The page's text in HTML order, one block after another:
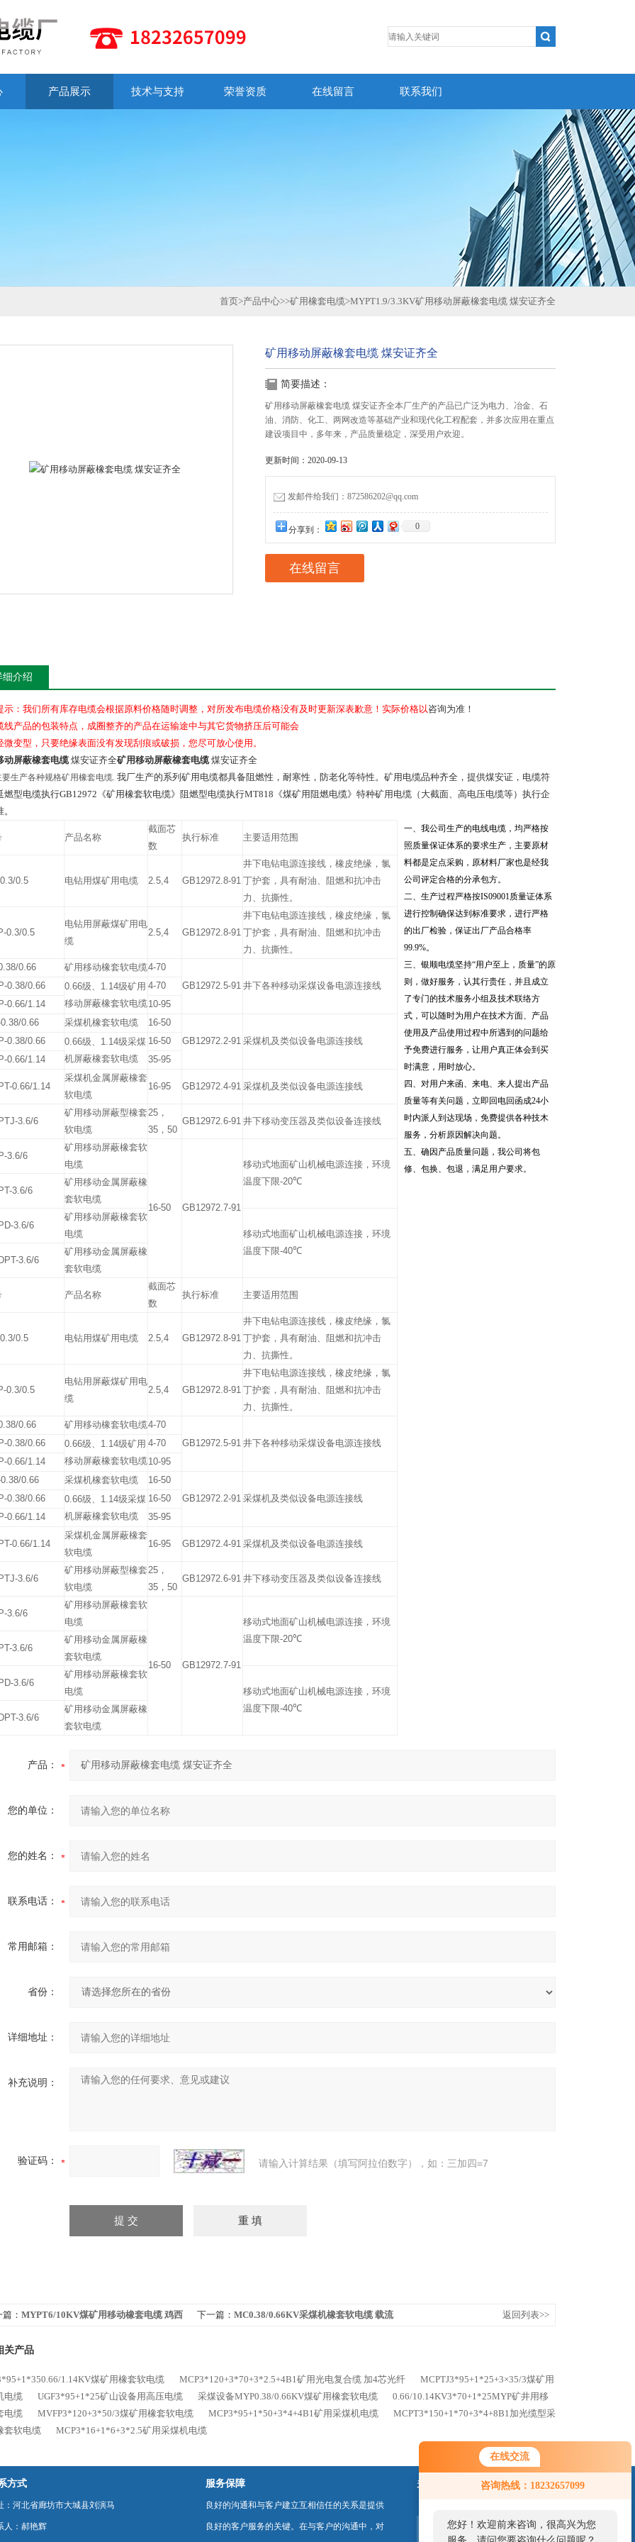
在线交流
咨询热线：18232657099
您好！欢迎前来咨询，很高兴为您
产品展示 技术与支持 荣誉资质 在线留言 联系我们
首页>产品中心>>矿用橡套电缆>MYPT1.9/3.3KV矿用移动屏蔽橡套电缆 煤安证齐全
矿用移动屏蔽橡套电缆 煤安证齐全
简要描述：
矿用移动屏蔽橡套电缆 煤安证齐全本厂生产的产品已广泛为电力、冶金、石
油、消防、化工、两网改造等基础产业和现代化工程配套，并多次应用在重点
建设项目中，多年来，产品质量稳定，深受用户欢迎。
更新时间：2020-09-13
发邮件给我们：872586202@qq.com
分享到： 0
在线留言
细介绍
示：我们所有库存电缆会根据原料价格随时调整，对所发布电缆价格没有及时更新深表歉意！实际价格以咨询为准！
线产品的包装特点，成圈整齐的产品在运输途中与其它货物挤压后可能会
微变型，只要绝缘表面没有发现刮痕或破损，您尽可放心使用。
动屏蔽橡套电缆煤安证齐全矿用移动屏蔽橡套电缆煤安证齐全
要生产各种规格矿用橡套电缆. 我厂生产的系列矿用电缆都具备阻燃性，耐寒性，防老化等特性。矿用电缆品种齐全，提供煤安证，电缆符
燃型电缆执行GB12972《矿用橡套软电缆》阻燃型电缆执行MT818《煤矿用阻燃电缆》特种矿用电缆（大截面、高电压电缆等）执行企
产品名称
截面芯
数
执行标准 主要适用范围
0.5 电钻用煤矿用电缆 2.5,4 GB12972.8-91
井下电钻电源连接线，橡皮绝缘，氯
丁护套，具有耐油、阻燃和抗冲击
力、抗撕性。
0.3/0.5
电钻用屏蔽煤矿用电
缆
2.5,4 GB12972.8-91
井下电钻电源连接线，橡皮绝缘，氯
丁护套，具有耐油、阻燃和抗冲击
力、抗撕性。
0.66
矿用移动橡套软电缆4-70
GB12972.5-91 井下各种移动采煤设备电源连接线
0.38/0.66 0.66级、 1.14级矿用
移动屏蔽橡套软电缆
4-70
0.66/1.14
10-95
0.38/0.66
采煤机橡套软电缆
16-50
GB12972.2-91 采煤机及类似设备电源连接线
0.38/0.66 0.66级、 1.14级采煤
机屏蔽橡套软电缆
16-50
0.66/1.14
35-95
0.66/1.14
采煤机金属屏蔽橡套
软电缆
16-95 GB12972.4-91 采煤机及类似设备电源连接线
3.6/6
矿用移动屏蔽型橡套
软电缆
25 ，
35 ， 50
GB12972.6-91 井下移动变压器及类似设备连接线
3.6/6
矿用移动屏蔽橡套软
电缆
16-50 GB12972.7-91
移动式地面矿山机械电源连接，环境
温度下限-20℃
3.6/6
矿用移动金属屏蔽橡
套软电缆
3.6/6
矿用移动屏蔽橡套软
电缆
移动式地面矿山机械电源连接，环境
温度下限-40℃
3.6/6
矿用移动金属屏蔽橡
套软电缆
产品名称
截面芯
数
执行标准 主要适用范围
0.5 电钻用煤矿用电缆 2.5,4 GB12972.8-91
井下电钻电源连接线，橡皮绝缘，氯
丁护套，具有耐油、阻燃和抗冲击
力、抗撕性。
0.3/0.5
电钻用屏蔽煤矿用电
缆
2.5,4 GB12972.8-91
井下电钻电源连接线，橡皮绝缘，氯
丁护套，具有耐油、阻燃和抗冲击
力、抗撕性。
0.66
矿用移动橡套软电缆4-70
GB12972.5-91 井下各种移动采煤设备电源连接线
0.38/0.66 0.66级、 1.14级矿用
移动屏蔽橡套软电缆
4-70
0.66/1.14
10-95
0.38/0.66
采煤机橡套软电缆
16-50
GB12972.2-91 采煤机及类似设备电源连接线
0.38/0.66 0.66级、 1.14级采煤
机屏蔽橡套软电缆
16-50
0.66/1.14
35-95
0.66/1.14
采煤机金属屏蔽橡套
软电缆
16-95 GB12972.4-91 采煤机及类似设备电源连接线
3.6/6
矿用移动屏蔽型橡套
软电缆
25 ，
35 ， 50
GB12972.6-91 井下移动变压器及类似设备连接线
3.6/6
矿用移动屏蔽橡套软
电缆
16-50 GB12972.7-91
移动式地面矿山机械电源连接，环境
温度下限-20℃
3.6/6
矿用移动金属屏蔽橡
套软电缆
3.6/6
矿用移动屏蔽橡套软
电缆
移动式地面矿山机械电源连接，环境
温度下限-40℃
3.6/6
矿用移动金属屏蔽橡
套软电缆
一、我公司生产的电线电缆，均严格按
照质量保证体系的要求生产，主要原材
料都是定点采购，原材料厂家也是经我
公司评定合格的分承包方。
二、生产过程严格按IS09001质量证体系
进行控制确保达到标准要求，进行严格
的出厂检验，保证出厂产品合格率
99.9%。
三、银顺电缆坚持“用户至上，质量”的原
则，做好服务，认其行贵任，并且成立
了专门的技术服务小组及技术联络方
式，可以随时为用户在技术方面、产品
使用及产品使用过程中所遇到的问题给
予免费进行服务，让用户真正体会到买
时满意，用时放心。
四、对用户来函、来电、来人提出产品
质量等有关问题，立即回电回函成24小
时内派人到达现场，免费提供各种技木
服务，分析原因解决向题。
五、确因产品质量问题，我公司将包
修、包换、包退，满足用户要求。
产品：
您的单位：
您的姓名：
联系电话：
常用邮箱：
省份：
详细地址：
补充说明：
验证码： 请输入计算结果（填写阿拉伯数字），如：三加四=7
： MYPT6/10KV煤矿用移动橡套电缆 鸡西
下一篇： MC0.38/0.66KV采煤机橡套软电缆 载流
返回列表>>
关产品
1.14KV煤矿用橡套软电缆 MCP3*120+3*70+3*2.5+4B1矿用光电复合缆 加4芯光纤
MCPTJ3*95+1*25+3×35/3煤矿用
电缆
UGF3*95+1*25矿山设备用高压电缆 采煤设备MYP0.38/0.66KV煤矿用橡套软电缆
0.66/10.14KV3*70+1*25MYP矿井用移
电缆
MVFP3*120+3*50/3煤矿用橡套软电缆 MCP3*95+1*50+3*4+4B1矿用采煤机电缆
MCPT3*150+1*70+3*4+8B1加光缆型采
套软电缆
MCP3*16+1*6+3*2.5矿用采煤机电缆
方式
：河北省廊坊市大城县刘演马
人：郝艳辉
服务保障
良好的沟通和与客户建立互相信任的关系是提供
良好的客户服务的关键。在与客户的沟通中，对
关注我们